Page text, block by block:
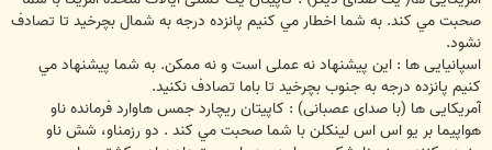
صحبت مي کند. به شما اخطار مي کنيم پانزده درجه به شمال بچرخيد تا تصادف
نشود.
اسپانیایی ها : اين پيشنهاد نه عملی است و نه ممکن. به شما پيشنهاد مي
کنيم پانزده درجه به جنوب بچرخيد تا باما تصادف نکنيد.
آمریکایی ها (با صدای عصبانی) : کاپيتان ريچارد جمس هاوارد فرمانده ناو
هواپيما بر يو اس اس لينکلن با شما صحبت مي کند . دو رزمناو، شش ناو